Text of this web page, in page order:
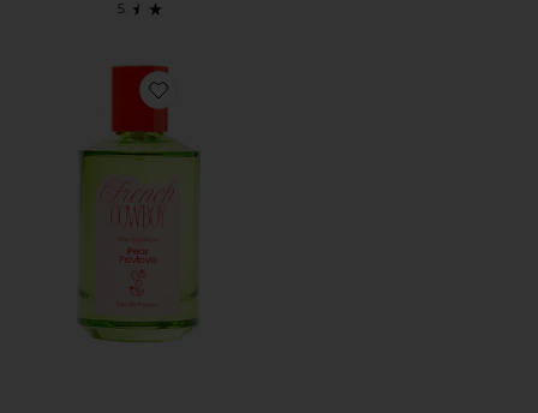
Favorite ПАРФЮМЕРНАЯ ВОДА PEAR PAVLOVA